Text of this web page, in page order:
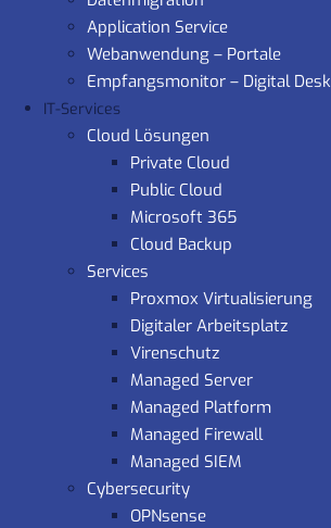
Application Service
Webanwendung – Portale
Empfangsmonitor – Digital Desk
IT-Services
Cloud Lösungen
Private Cloud
Public Cloud
Microsoft 365
Cloud Backup
Services
Proxmox Virtualisierung
Digitaler Arbeitsplatz
Virenschutz
Managed Server
Managed Platform
Managed Firewall
Managed SIEM
Cybersecurity
OPNsense